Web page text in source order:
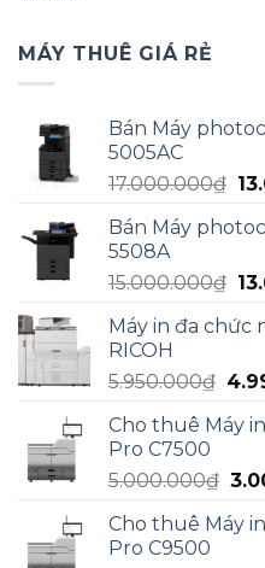
MÁY THUÊ GIÁ RẺ
Bán Máy
5005AC
17.000.000₫ Giá
là:
Bán Máy
5508A
15.000.000₫ Giá
là:
Máy in đa chức
RICOH
5.950.000₫ Giá
là:
Cho thuê Máy
Pro C7500
5.000.000₫ Giá
là:
Cho thuê Máy
Pro C9500